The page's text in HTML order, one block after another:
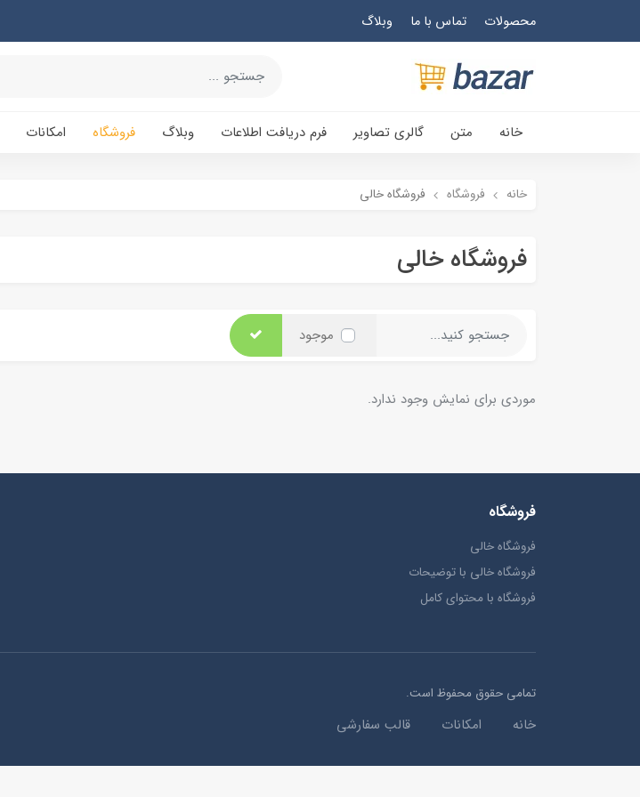
محصولات تماس با ما وبلاگ
خانه متن گالری تصاویر فرم دریافت اطلاعات وبلاگ فروشگاه امکانات
خانه فروشگاه فروشگاه خالی
فروشگاه خالی
موجود
موردی برای نمایش وجود ندارد.
فروشگاه
فروشگاه خالی
فروشگاه خالی با توضیحات
فروشگاه با محتوای کامل
تمامی حقوق محفوظ است.
خانه امکانات قالب سفارشی